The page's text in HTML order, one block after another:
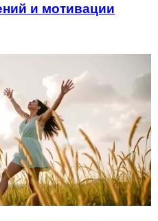
и мотивации